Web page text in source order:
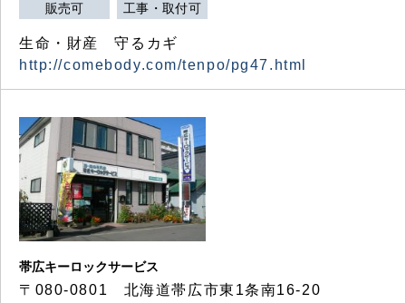
販売可 工事・取付可
生命・財産 守るカギ
http://comebody.com/tenpo/pg47.html
帯広キーロックサービス
〒080-0801 北海道帯広市東1条南16-20